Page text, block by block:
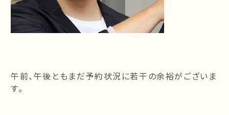
午前、午後ともまだ予約状況に若干の余裕がございま
す。